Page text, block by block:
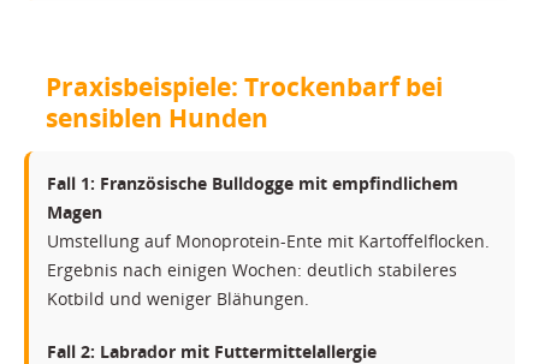
Praxisbeispiele: Trockenbarf bei
sensiblen Hunden
Fall 1: Französische Bulldogge mit empfindlichem
Magen
Umstellung auf Monoprotein-Ente mit Kartoffelflocken.
Ergebnis nach einigen Wochen: deutlich stabileres
Kotbild und weniger Blähungen.
Fall 2: Labrador mit Futtermittelallergie